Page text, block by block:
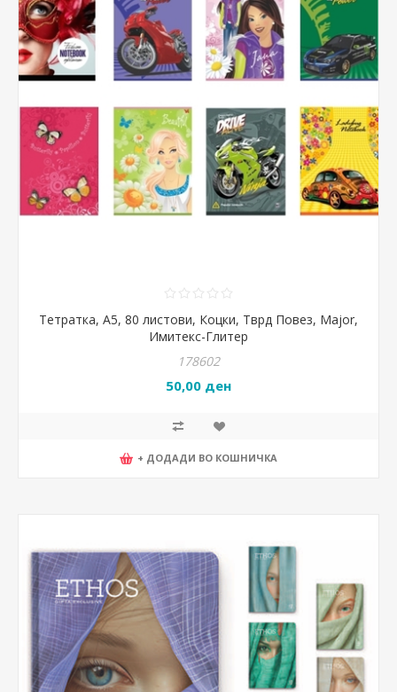
Тетратка, А5, 80 листови, Коцки, Тврд Повез, Major,
Имитекс-Глитер
178602
50,00 ден
+ ДОДАДИ ВО КОШНИЧКА